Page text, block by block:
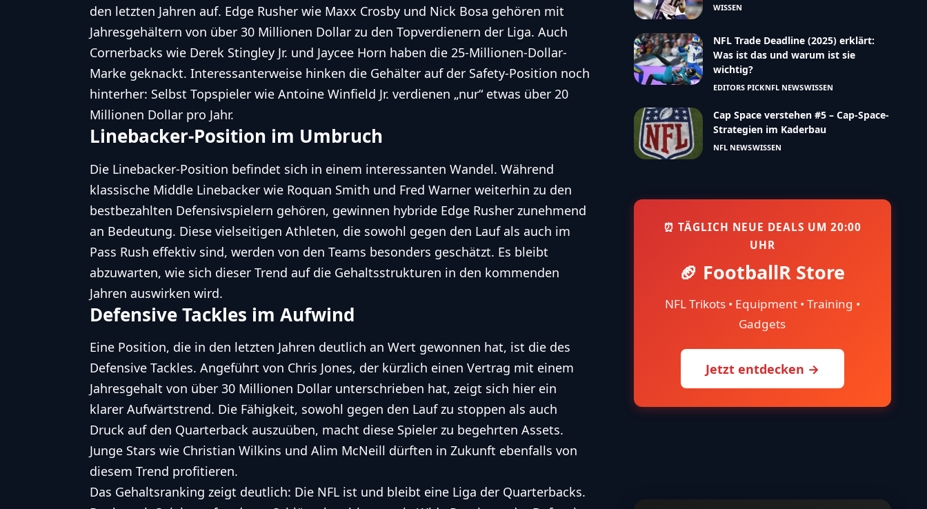
den letzten Jahren auf. Edge Rusher wie Maxx Crosby und Nick Bosa gehören mit
Jahresgehältern von über 30 Millionen Dollar zu den Topverdienern der Liga. Auch
Cornerbacks wie Derek Stingley Jr. und Jaycee Horn haben die 25-Millionen-Dollar-
Marke geknackt. Interessanterweise hinken die Gehälter auf der Safety-Position noch
hinterher: Selbst Topspieler wie Antoine Winfield Jr. verdienen „nur“ etwas über 20
Millionen Dollar pro Jahr.
Linebacker-Position im Umbruch
Die Linebacker-Position befindet sich in einem interessanten Wandel. Während
klassische Middle Linebacker wie Roquan Smith und Fred Warner weiterhin zu den
bestbezahlten Defensivspielern gehören, gewinnen hybride Edge Rusher zunehmend
an Bedeutung. Diese vielseitigen Athleten, die sowohl gegen den Lauf als auch im
Pass Rush effektiv sind, werden von den Teams besonders geschätzt. Es bleibt
abzuwarten, wie sich dieser Trend auf die Gehaltsstrukturen in den kommenden
Jahren auswirken wird.
Defensive Tackles im Aufwind
Eine Position, die in den letzten Jahren deutlich an Wert gewonnen hat, ist die des
Defensive Tackles. Angeführt von Chris Jones, der kürzlich einen Vertrag mit einem
Jahresgehalt von über 30 Millionen Dollar unterschrieben hat, zeigt sich hier ein
klarer Aufwärtstrend. Die Fähigkeit, sowohl gegen den Lauf zu stoppen als auch
Druck auf den Quarterback auszuüben, macht diese Spieler zu begehrten Assets.
Junge Stars wie Christian Wilkins und Alim McNeill dürften in Zukunft ebenfalls von
diesem Trend profitieren.
Das Gehaltsranking zeigt deutlich: Die NFL ist und bleibt eine Liga der Quarterbacks.
WISSEN
NFL Trade Deadline (2025) erklärt:
Was ist das und warum ist sie
wichtig?
EDITORS PICKNFL NEWSWISSEN
Cap Space verstehen #5 – Cap-Space-
Strategien im Kaderbau
NFL NEWSWISSEN
⏰ TÄGLICH NEUE DEALS UM 20:00
UHR
🏈 FootballR Store
NFL Trikots • Equipment • Training •
Gadgets
Jetzt entdecken →